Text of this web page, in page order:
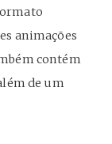
animações
contém
de um